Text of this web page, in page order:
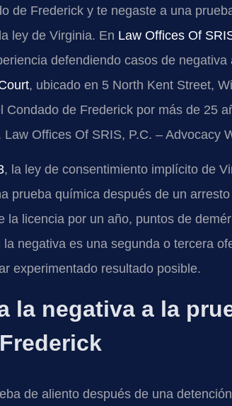
de Frederick y te negaste a una
ley de Virginia. En Law Offices Of
defendiendo casos de
, ubicado en 5 North Kent Street,
Condado de Frederick por más de 25
Offices Of SRIS, P.C. – Advocacy
, la ley de consentimiento implícito de
prueba química después de un
la licencia por un año, puntos de
negativa es una segunda o tercera
experimentado resultado posible.
la negativa a la
de aliento después de una